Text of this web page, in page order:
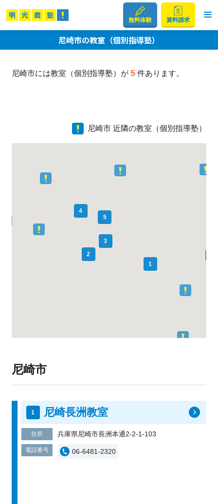
無料体験 資料請求
尼崎市の教室（個別指導塾）
尼崎市には教室（個別指導塾）が 5件あります。
尼崎市 近隣の教室（個別指導塾）
1
5
4
2
3
尼崎市
尼崎長洲教室
住所 兵庫県尼崎市長洲本通2-2-1-103
電話番号 06-6481-2320